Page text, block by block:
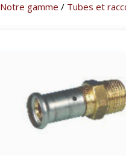
Notre gamme / Tubes et